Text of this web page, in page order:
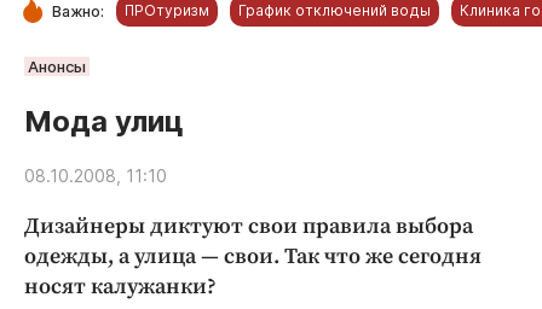
РУБРИКИ
Новости компаний
Статьи
Народные новости
Авто и транспорт
Благоустройство
Важно: ПРОтуризм График отключений воды Клиника
Анонсы
Мода улиц
08.10.2008, 11:10
Дизайнеры диктуют свои правила выбора
одежды, а улица — свои. Так что же сегодня
носят калужанки?